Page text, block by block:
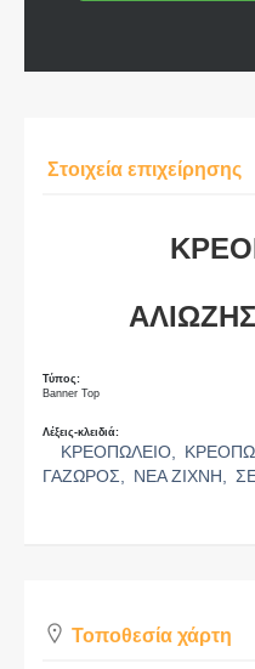
Στοιχεία επιχείρησης
Τύπος:
Banner Top
Λέξεις-κλειδιά:
ΚΡΕΟΠΩΛΕΙΟ,
ΓΑΖΩΡΟΣ,
ΝΕΑ ΖΙΧΝΗ,
Τοποθεσία χάρτη